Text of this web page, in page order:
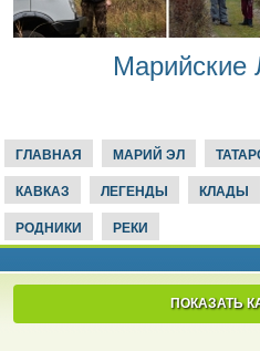
Марийские
ГЛАВНАЯ МАРИЙ ЭЛ
КАВКАЗ ЛЕГЕНДЫ КЛАДЫ
РОДНИКИ РЕКИ
ПОКАЗАТЬ